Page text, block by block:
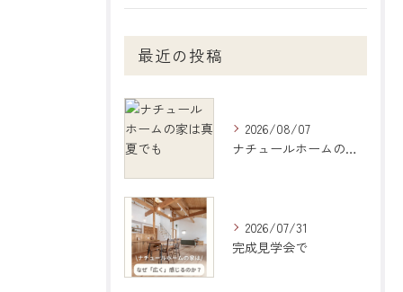
最近の投稿
2026/08/07
ナチュールホームの家は真夏でも
2026/07/31
完成見学会で